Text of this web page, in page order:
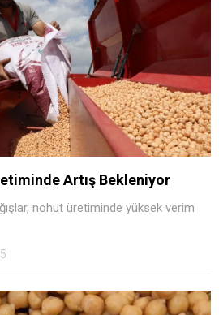
Artış Bekleniyor
nohut üretiminde yüksek verim